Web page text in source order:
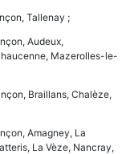
Tallenay ;
Audeux,
Mazerolles-le-
Braillans, Chalèze,
Amagney, La
La Vèze, Nancray,